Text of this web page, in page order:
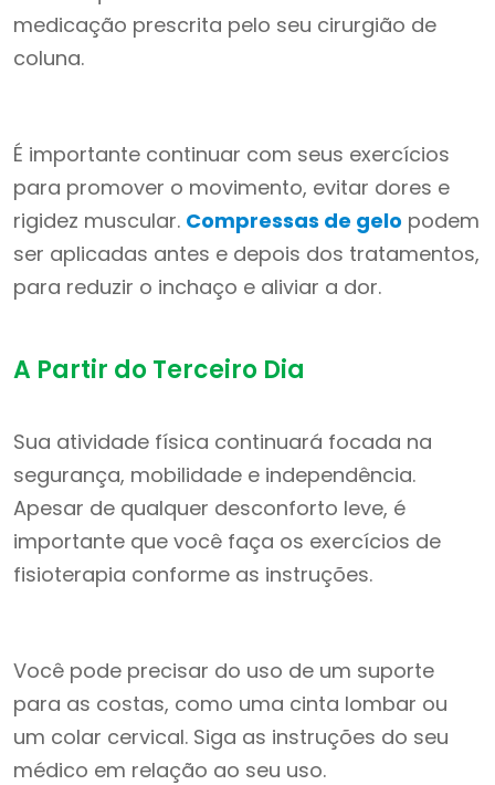
medicação prescrita pelo seu cirurgião de
coluna.
É importante continuar com seus exercícios
para promover o movimento, evitar dores e
rigidez muscular. Compressas de gelo podem
ser aplicadas antes e depois dos tratamentos,
para reduzir o inchaço e aliviar a dor.
A Partir do Terceiro Dia
Sua atividade física continuará focada na
segurança, mobilidade e independência.
Apesar de qualquer desconforto leve, é
importante que você faça os exercícios de
fisioterapia conforme as instruções.
Você pode precisar do uso de um suporte
para as costas, como uma cinta lombar ou
um colar cervical. Siga as instruções do seu
médico em relação ao seu uso.